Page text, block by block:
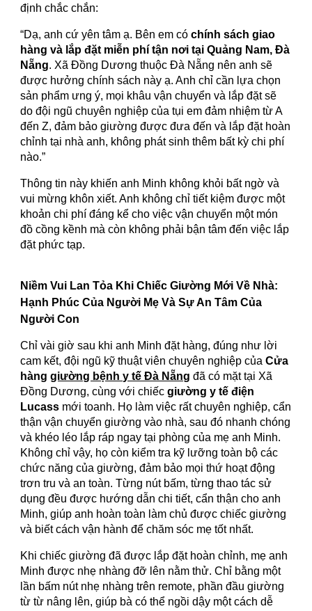
định chắc chắn:
“Dạ, anh cứ yên tâm ạ. Bên em cóchính sách giao
hàng và lắp đặt miễn phí tận nơi tại Quảng Nam, Đà
Nẵng. Xã Đồng Dương thuộc Đà Nẵng nên anh sẽ
được hưởng chính sách này ạ. Anh chỉ cần lựa chọn
sản phẩm ưng ý, mọi khâu vận chuyển và lắp đặt sẽ
do đội ngũ chuyên nghiệp của tụi em đảm nhiệm từ A
đến Z, đảm bảo giường được đưa đến và lắp đặt hoàn
chỉnh tại nhà anh, không phát sinh thêm bất kỳ chi phí
nào.”
Thông tin này khiến anh Minh không khỏi bất ngờ và
vui mừng khôn xiết. Anh không chỉ tiết kiệm được một
khoản chi phí đáng kể cho việc vận chuyển một món
đồ cồng kềnh mà còn không phải bận tâm đến việc lắp
đặt phức tạp.
Niềm Vui Lan Tỏa Khi Chiếc Giường Mới Về Nhà:
Hạnh Phúc Của Người Mẹ Và Sự An Tâm Của
Người Con
Chỉ vài giờ sau khi anh Minh đặt hàng, đúng như lời
cam kết, đội ngũ kỹ thuật viên chuyên nghiệp củaCửa
hànggiường bệnh y tế Đà Nẵng đã có mặt tại Xã
Đồng Dương, cùng với chiếcgiường y tế điện
Lucass mới toanh. Họ làm việc rất chuyên nghiệp, cẩn
thận vận chuyển giường vào nhà, sau đó nhanh chóng
và khéo léo lắp ráp ngay tại phòng của mẹ anh Minh.
Không chỉ vậy, họ còn kiểm tra kỹ lưỡng toàn bộ các
chức năng của giường, đảm bảo mọi thứ hoạt động
trơn tru và an toàn. Từng nút bấm, từng thao tác sử
dụng đều được hướng dẫn chi tiết, cẩn thận cho anh
Minh, giúp anh hoàn toàn làm chủ được chiếc giường
và biết cách vận hành để chăm sóc mẹ tốt nhất.
Khi chiếc giường đã được lắp đặt hoàn chỉnh, mẹ anh
Minh được nhẹ nhàng đỡ lên nằm thử. Chỉ bằng một
lần bấm nút nhẹ nhàng trên remote, phần đầu giường
từ từ nâng lên, giúp bà có thể ngồi dậy một cách dễ